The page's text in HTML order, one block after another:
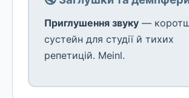
Приглушення звуку —
сустейн для студії й тихих
репетицій. Meinl.